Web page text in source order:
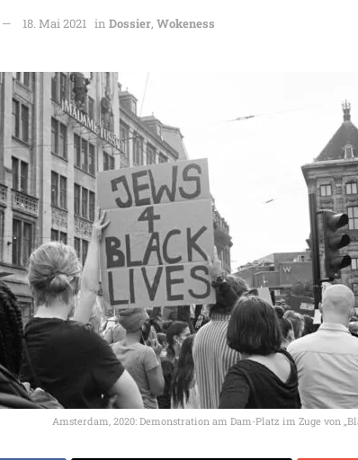
18. Mai 2021 in Dossier, Wokeness
Amsterdam, 2020: Demonstration am Dam-Platz im Zuge von